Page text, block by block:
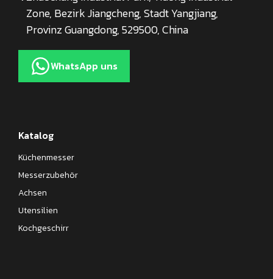
Zone, Bezirk Jiangcheng, Stadt Yangjiang,
Provinz Guangdong, 529500, China
WhatsApp uns
Katalog
Küchenmesser
Messerzubehör
Achsen
Utensilien
Kochgeschirr